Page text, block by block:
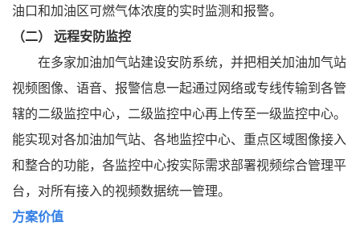
油口和加油区可燃气体浓度的实时监测和报警。
（二）
远程安防监控
在多家加油加气站建设安防系统，并把相关加油加气站
视频图像、语音、报警信息一起通过网络或专线传输到各管
辖的二级监控中心，二级监控中心再上传至一级监控中心。
能实现对各加油加气站、各地监控中心、重点区域图像接入
和整合的功能，各监控中心按实际需求部署视频综合管理平
台，对所有接入的视频数据统一管理。
方案价值